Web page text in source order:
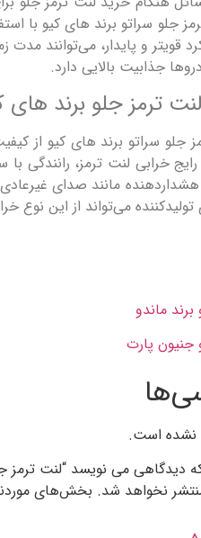
جلو سراتو برند های کیو با
قویتر و پایدار،
جذابیت بالایی دارد.
ترمز جلو برند های
جلو سراتو برند های کیو از
هشداردهنده مانند صدای
می‌تواند از این نوع
ماندو
جنیون پارت
نشده است.
دیدگاهی می نویسد “لنت ترمز
نخواهد شد. بخش‌های